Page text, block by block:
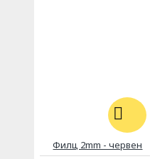
Филц 2mm - червен